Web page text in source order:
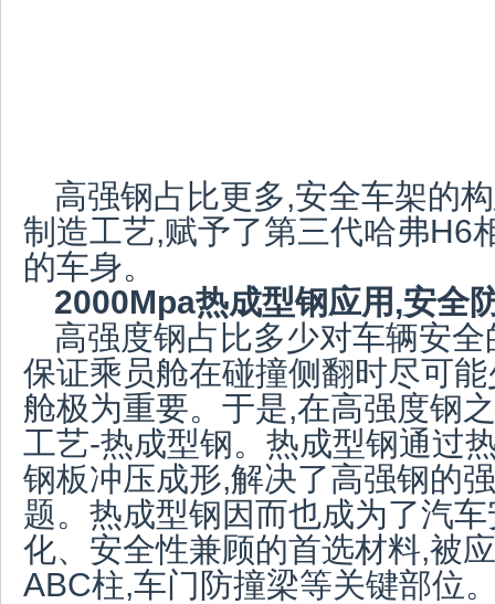
高强钢占比更多,安全车架的
制造工艺,赋予了第三代哈弗H6
的车身。
2000Mpa热成型钢应用,安全
高强度钢占比多少对车辆安
保证乘员舱在碰撞侧翻时尽可
舱极为重要。于是,在高强度钢
工艺-热成型钢。热成型钢通过
钢板冲压成形,解决了高强钢的
题。热成型钢因而也成为了汽
化、安全性兼顾的首选材料,被
ABC柱,车门防撞梁等关键部位